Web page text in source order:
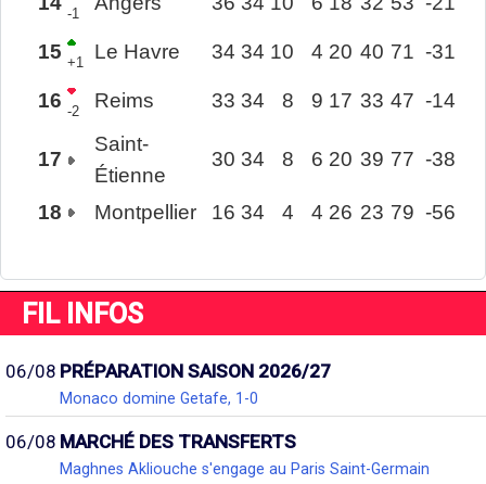
-1
15 +1 Le Havre 34 34 10 4 20 40 71 -31
16 -2 Reims 33 34 8 9 17 33 47 -14
17
Saint-
Étienne
30 34 8 6 20 39 77 -38
18 Montpellier 16 34 4 4 26 23 79 -56
FIL INFOS
06/08 PRÉPARATION SAISON 2026/27
Monaco domine Getafe, 1-0
06/08 MARCHÉ DES TRANSFERTS
Maghnes Akliouche s'engage au Paris Saint-Germain